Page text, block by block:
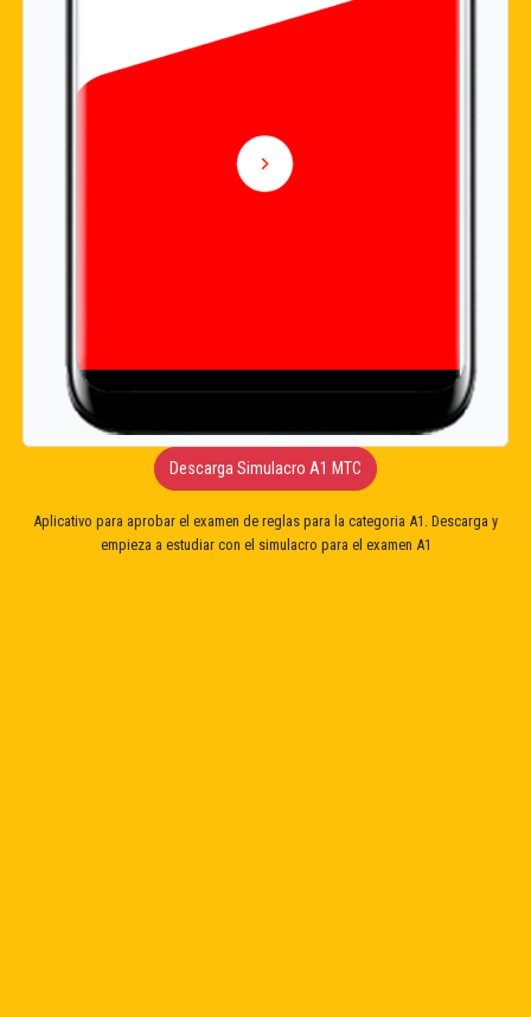
Descarga Simulacro A1 MTC
Aplicativo para aprobar el examen de reglas para la categoria A1. Descarga y
empieza a estudiar con el simulacro para el examen A1